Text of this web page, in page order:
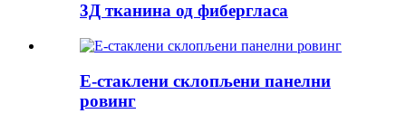
3Д тканина од фибергласа
Е-стаклени склопљени панелни
ровинг